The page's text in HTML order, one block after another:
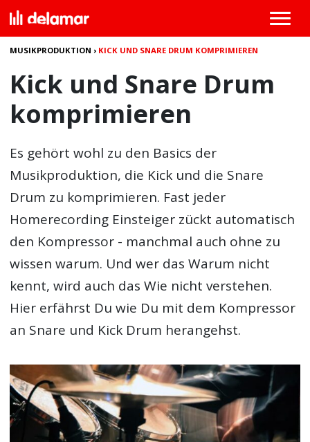
MUSIKPRODUKTION › KICK UND SNARE DRUM KOMPRIMIEREN
Kick und Snare Drum
komprimieren
Es gehört wohl zu den Basics der
Musikproduktion, die Kick und die Snare
Drum zu komprimieren. Fast jeder
Homerecording Einsteiger zückt automatisch
den Kompressor - manchmal auch ohne zu
wissen warum. Und wer das Warum nicht
kennt, wird auch das Wie nicht verstehen.
Hier erfährst Du wie Du mit dem Kompressor
an Snare und Kick Drum herangehst.